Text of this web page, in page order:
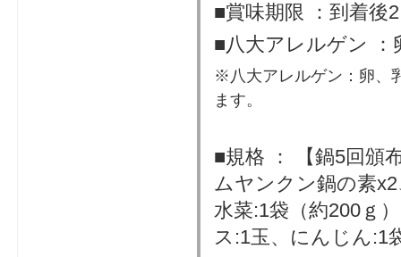
■賞味期限 ：到着後
■八大アレルゲン ：
※八大アレルゲン：卵、
ます。
■規格 ： 【鍋5回頒
ムヤンクン鍋の素
水菜:1袋（約200ｇ
ス:1玉、にんじん:1